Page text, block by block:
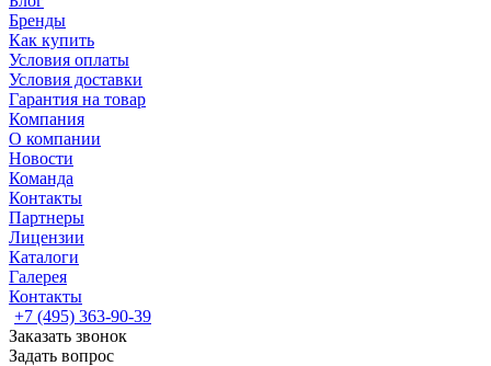
Бренды
Как купить
Условия оплаты
Условия доставки
Гарантия на товар
Компания
О компании
Новости
Команда
Контакты
Партнеры
Лицензии
Каталоги
Галерея
Контакты
+7 (495) 363-90-39
Заказать звонок
Задать вопрос